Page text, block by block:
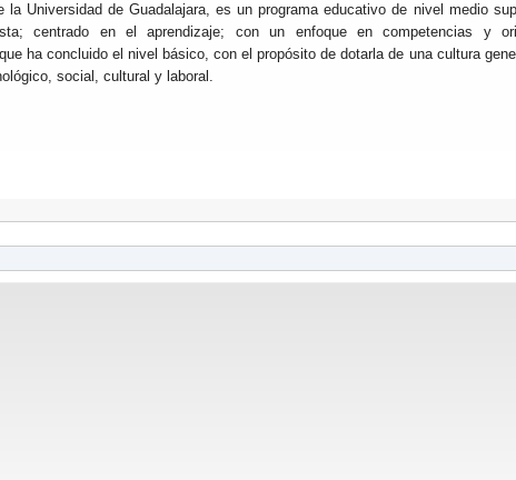
la Universidad de Guadalajara, es un programa educativo de nivel medio
centrado en el aprendizaje; con un enfoque en competencias y
ha concluido el nivel básico, con el propósito de dotarla de una cultura
social, cultural y laboral.